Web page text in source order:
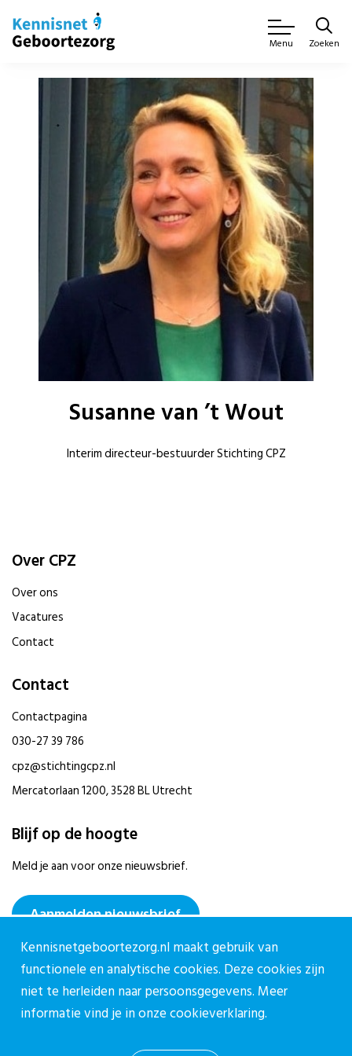
Menu Zoeken
Susanne van ’t Wout
Interim directeur-bestuurder Stichting CPZ
Over CPZ
Over ons
Vacatures
Contact
Contact
Contactpagina
030-27 39 786
cpz@stichtingcpz.nl
Mercatorlaan 1200, 3528 BL Utrecht
Blijf op de hoogte
Meld je aan voor onze nieuwsbrief.
Aanmelden nieuwsbrief
Kennisnetgeboortezorg.nl maakt gebruik van
functionele en analytische cookies. Deze cookies zijn
niet te herleiden naar persoonsgegevens. Meer
informatie vind je in onzecookieverklaring.